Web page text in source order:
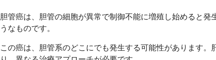
胆管癌は、胆管の細胞が異常で制御不能に増殖し始めると
うなものです。
この癌は、胆管系のどこにでも発生する可能性があります